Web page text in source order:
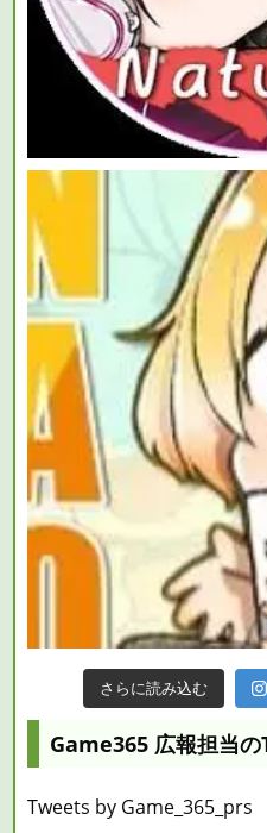
さらに読み込む
Game365 広報担当
Tweets by Game_365_prs